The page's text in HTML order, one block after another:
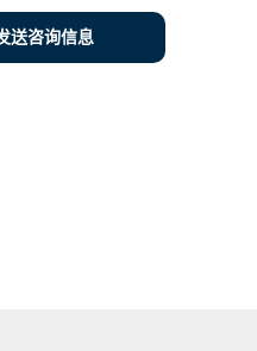
送咨询信息